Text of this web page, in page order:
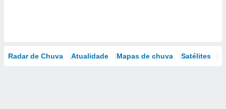
Radar de Chuva Atualidade Mapas de chuva Satélites